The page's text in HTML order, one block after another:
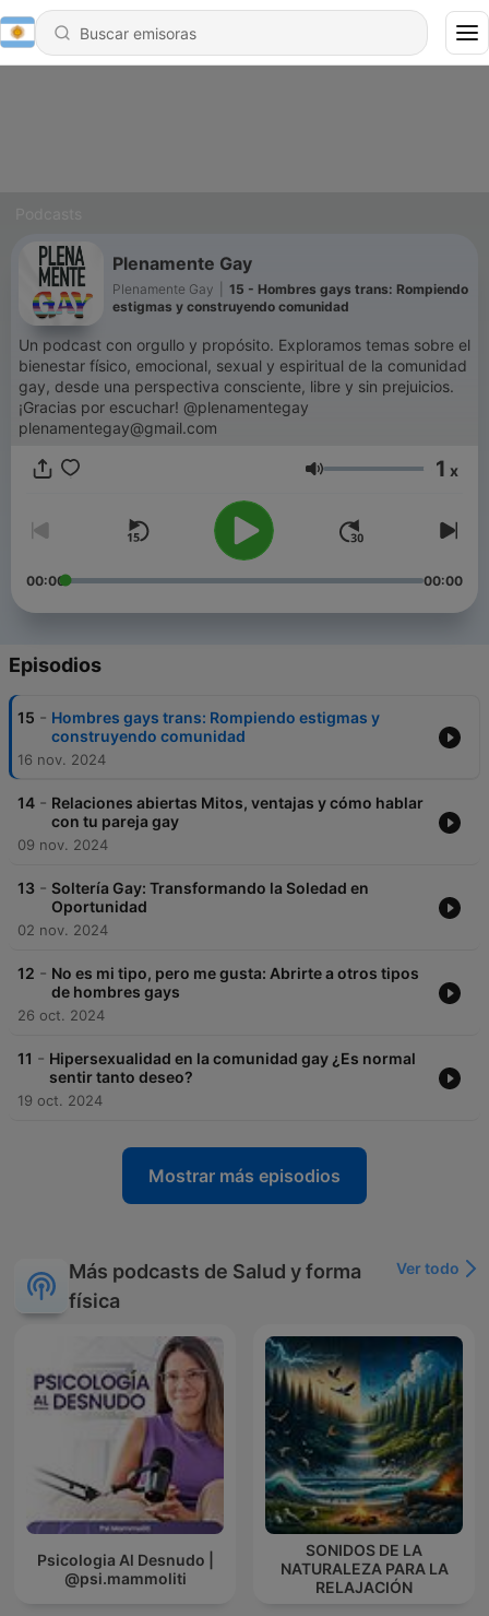
Plenamente Gay
Plenamente Gay
15 - Hombres gays trans: Rompiendo
estigmas y construyendo comunidad
Un podcast con orgullo y propósito. Exploramos temas sobre el
bienestar físico, emocional, sexual y espiritual de la comunidad
gay, desde una perspectiva consciente, libre y sin prejuicios.
¡Gracias por escuchar! @plenamentegay
plenamentegay@gmail.com
Volumen 1 x
00:00 00:00
Episodios
15 - Hombres gays trans: Rompiendo estigmas y
construyendo comunidad
16 nov. 2024
14 - Relaciones abiertas Mitos, ventajas y cómo hablar
con tu pareja gay
09 nov. 2024
13 - Soltería Gay: Transformando la Soledad en
Oportunidad
02 nov. 2024
12 - No es mi tipo, pero me gusta: Abrirte a otros tipos
de hombres gays
26 oct. 2024
11 - Hipersexualidad en la comunidad gay ¿Es normal
sentir tanto deseo?
19 oct. 2024
Mostrar más episodios
Más podcasts de Salud y forma
física
Ver todo
Psicologia Al Desnudo |
@psi.mammoliti
SONIDOS DE LA
NATURALEZA PARA LA
RELAJACIÓN